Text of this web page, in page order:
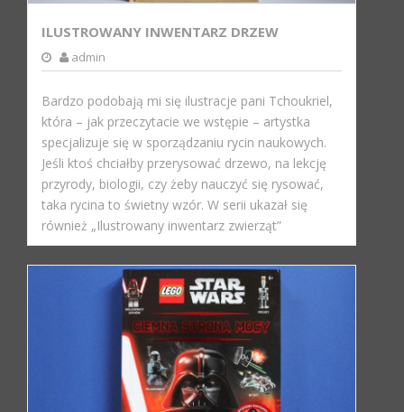
ILUSTROWANY INWENTARZ DRZEW
admin
Bardzo podobają mi się ilustracje pani Tchoukriel,
która – jak przeczytacie we wstępie – artystka
specjalizuje się w sporządzaniu rycin naukowych.
Jeśli ktoś chciałby przerysować drzewo, na lekcję
przyrody, biologii, czy żeby nauczyć się rysować,
taka rycina to świetny wzór. W serii ukazał się
również „Ilustrowany inwentarz zwierząt”